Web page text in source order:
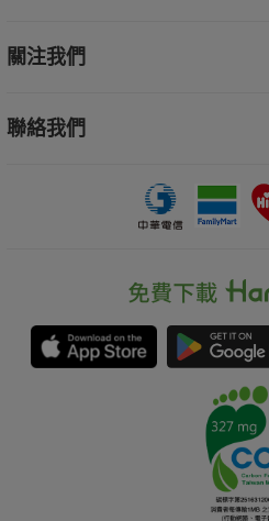
關注我們
聯絡我們